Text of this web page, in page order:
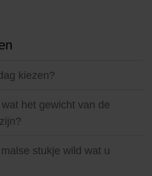
kiezen?
het gewicht van de
stukje wild wat u